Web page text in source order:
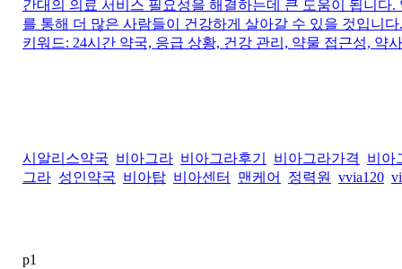
간대의 의료 서비스 필요성을 해결하는데 큰 도움이 됩니
를 통해 더 많은 사람들이 건강하게 살아갈 수 있을 것입니다.
키워드: 24시간 약국, 응급 상황, 건강 관리, 약물 접근성, 약
시알리스약국 비아그라 비아그라후기 비아그라가격
비아
그라 성인약국 비아탑 비아센터 맨케어 정력원 vvia120
p1